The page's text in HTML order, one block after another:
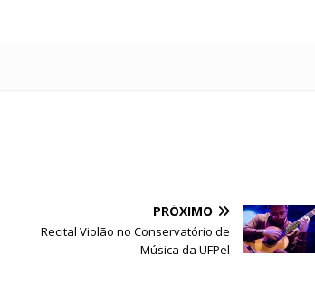
PRÓXIMO
Recital Violão no Conservatório de
Música da UFPel